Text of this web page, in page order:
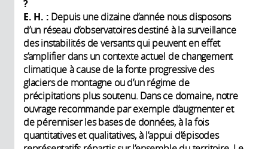
?
E. H. : Depuis une dizaine d’année nous disposons
d’un réseau d’observatoires destiné à la surveillance
des instabilités de versants qui peuvent en effet
s’amplifier dans un contexte actuel de changement
climatique à cause de la fonte progressive des
glaciers de montagne ou d’un régime de
précipitations plus soutenu. Dans ce domaine, notre
ouvrage recommande par exemple d’augmenter et
de pérenniser les bases de données, à la fois
quantitatives et qualitatives, à l’appui d’épisodes